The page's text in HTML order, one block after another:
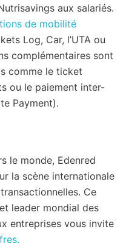
aux salariés.
de mobilité
Log, Car, l’UTA ou
complémentaires sont
comme le ticket
ou le paiement inter-
Payment).
le monde, Edenred
la scène internationale
Ce
leader mondial des
entreprises vous invite